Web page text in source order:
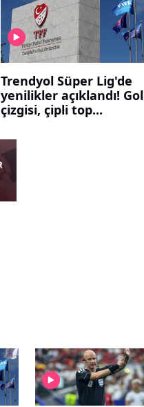
Trendyol Süper Lig'de
yenilikler açıklandı! Gol
çizgisi, çipli top...